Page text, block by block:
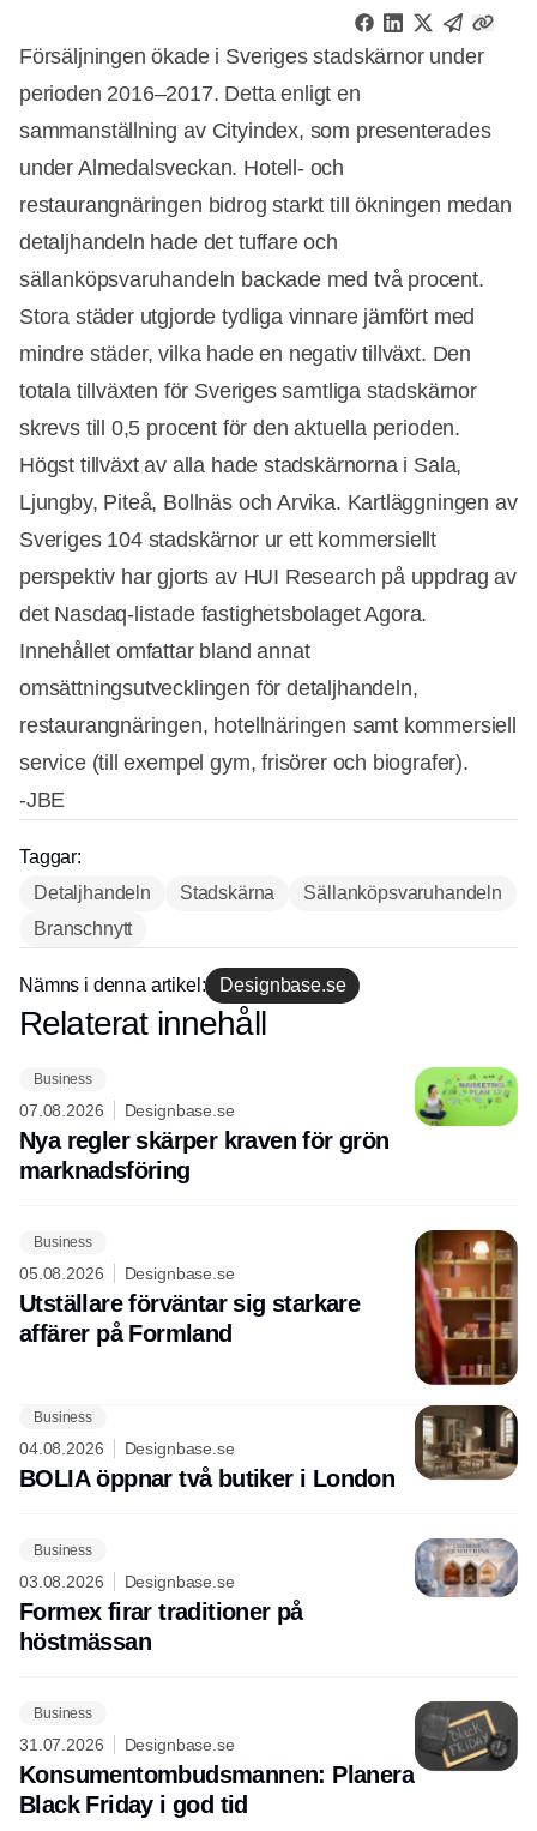
Försäljningen ökade i Sveriges stadskärnor under
perioden 2016–2017. Detta enligt en
sammanställning av Cityindex, som presenterades
under Almedalsveckan. Hotell- och
restaurangnäringen bidrog starkt till ökningen medan
detaljhandeln hade det tuffare och
sällanköpsvaruhandeln backade med två procent.
Stora städer utgjorde tydliga vinnare jämfört med
mindre städer, vilka hade en negativ tillväxt. Den
totala tillväxten för Sveriges samtliga stadskärnor
skrevs till 0,5 procent för den aktuella perioden.
Högst tillväxt av alla hade stadskärnorna i Sala,
Ljungby, Piteå, Bollnäs och Arvika. Kartläggningen av
Sveriges 104 stadskärnor ur ett kommersiellt
perspektiv har gjorts av HUI Research på uppdrag av
det Nasdaq-listade fastighetsbolaget Agora.
Innehållet omfattar bland annat
omsättningsutvecklingen för detaljhandeln,
restaurangnäringen, hotellnäringen samt kommersiell
service (till exempel gym, frisörer och biografer).
-JBE
Taggar:
Detaljhandeln
Stadskärna
Sällanköpsvaruhandeln
Branschnytt
Nämns i denna artikel: Designbase.se
Annons
Relaterat innehåll
Business
07.08.2026 Designbase.se
Nya regler skärper kraven för grön
marknadsföring
Business
05.08.2026 Designbase.se
Utställare förväntar sig starkare
affärer på Formland
Business
04.08.2026 Designbase.se
BOLIA öppnar två butiker i London
Business
03.08.2026 Designbase.se
Formex firar traditioner på
höstmässan
Business
31.07.2026 Designbase.se
Konsumentombudsmannen: Planera
Black Friday i god tid